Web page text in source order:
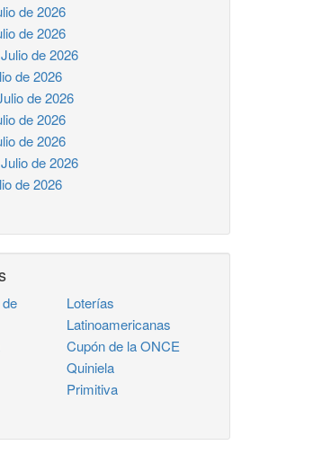
de 2026
de 2026
de 2026
de 2026
de 2026
de 2026
de 2026
de 2026
de 2026
Loterías
Latinoamericanas
Cupón de la ONCE
Quiniela
Primitiva